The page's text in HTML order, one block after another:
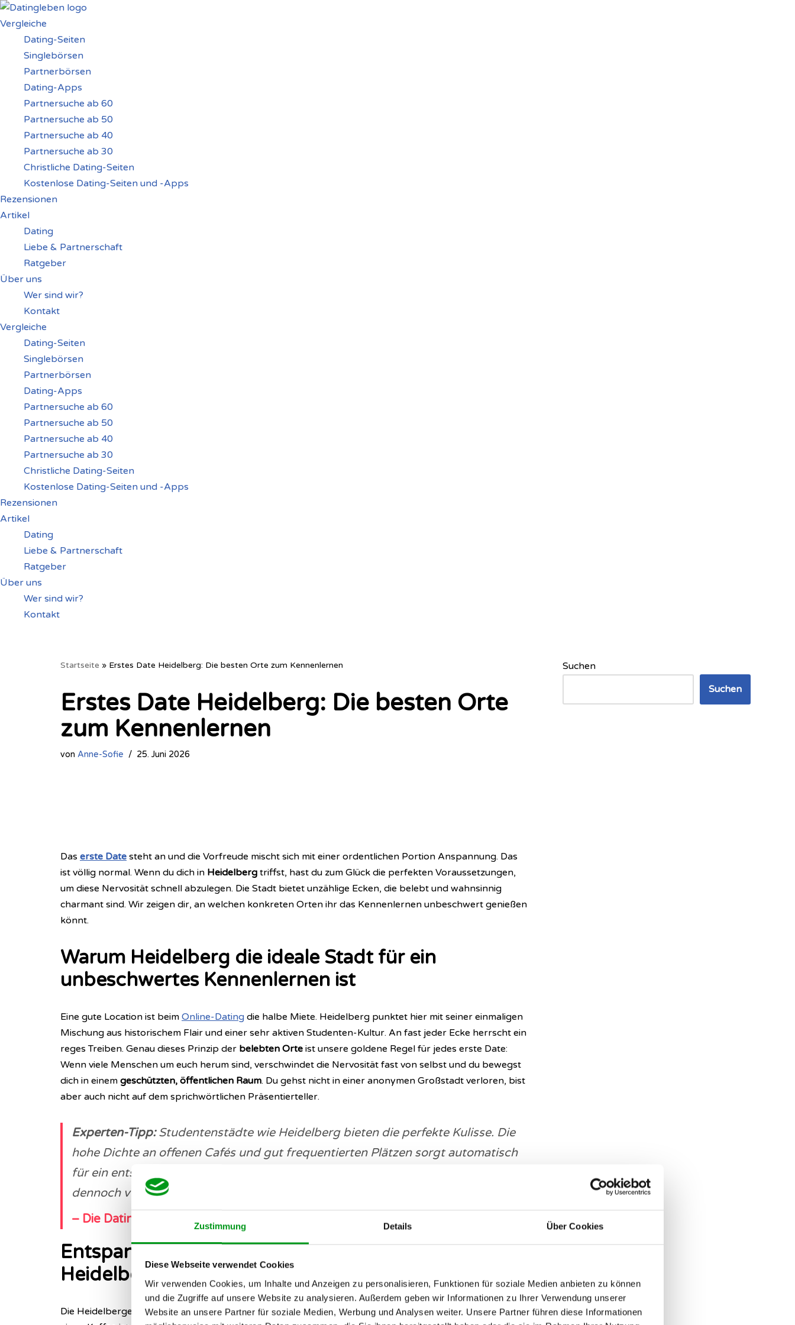
Zustimmung Details Über Cookies
Diese Webseite verwendet Cookies
Wir verwenden Cookies, um Inhalte und Anzeigen zu personalisieren, Funktionen für soziale Medien anbieten zu können
und die Zugriffe auf unsere Website zu analysieren. Außerdem geben wir Informationen zu Ihrer Verwendung unserer
Website an unsere Partner für soziale Medien, Werbung und Analysen weiter. Unsere Partner führen diese Informationen
Zum
springen
Vergleiche
Dating-Seiten
Singlebörsen
Partnerbörsen
Dating-Apps
Partnersuche ab 60
Partnersuche ab 50
Partnersuche ab 40
Partnersuche ab 30
Christliche Dating-Seiten
Kostenlose Dating-Seiten und -Apps
Rezensionen
Artikel
Dating
Liebe & Partnerschaft
Ratgeber
Über uns
Wer sind wir?
Kontakt
Vergleiche
Dating-Seiten
Singlebörsen
Partnerbörsen
Dating-Apps
Partnersuche ab 60
Partnersuche ab 50
Partnersuche ab 40
Partnersuche ab 30
Christliche Dating-Seiten
Kostenlose Dating-Seiten und -Apps
Rezensionen
Artikel
Dating
Liebe & Partnerschaft
Ratgeber
Über uns
Wer sind wir?
Kontakt
Startseite » Erstes Date Heidelberg: Die besten Orte zum Kennenlernen
Erstes Date Heidelberg: Die besten Orte
zum Kennenlernen
von Anne-Sofie 25. Juni 2026
Das erste Date steht an und die Vorfreude mischt sich mit einer ordentlichen Portion Anspannung. Das
ist völlig normal. Wenn du dich in Heidelberg triffst, hast du zum Glück die perfekten Voraussetzungen,
um diese Nervosität schnell abzulegen. Die Stadt bietet unzählige Ecken, die belebt und wahnsinnig
charmant sind. Wir zeigen dir, an welchen konkreten Orten ihr das Kennenlernen unbeschwert genießen
könnt.
Warum Heidelberg die ideale Stadt für ein
unbeschwertes Kennenlernen ist
Eine gute Location ist beim Online-Dating die halbe Miete. Heidelberg punktet hier mit seiner einmaligen
Mischung aus historischem Flair und einer sehr aktiven Studenten-Kultur. An fast jeder Ecke herrscht ein
reges Treiben. Genau dieses Prinzip der belebten Orte ist unsere goldene Regel für jedes erste Date:
Wenn viele Menschen um euch herum sind, verschwindet die Nervosität fast von selbst und du bewegst
dich in einem geschützten, öffentlichen Raum. Du gehst nicht in einer anonymen Großstadt verloren, bist
aber auch nicht auf dem sprichwörtlichen Präsentierteller.
Experten-Tipp:Studentenstädte wie Heidelberg bieten die perfekte Kulisse. Die
hohe Dichte an offenen Cafés und gut frequentierten Plätzen sorgt automatisch
für ein entspanntes Grundgefühl. Ihr seid nie völlig isoliert, profitiert aber
dennoch von einer lockeren und romantischen Atmosphäre.
– Die Datingleben-Redaktion
Entspannte Café-Dates: Top-Spots in der
Heidelberger Altstadt und Weststadt
Die Heidelberger Innen- und Weststadt ist ein absoluter Klassiker für das erste Treffen. Ein Treffen auf
Suchen
Suchen